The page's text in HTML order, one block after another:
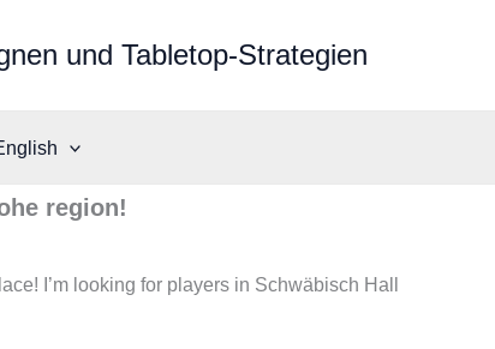
und Tabletop-Strategien
region!
I’m looking for players in Schwäbisch Hall